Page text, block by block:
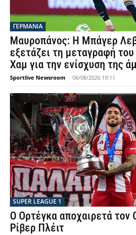
ΓΕΡΜΑΝΙΑ
Μαυροπάνος: Η Μπάγερ
εξετάζει τη μεταγραφή
Χαμ για την ενίσχυση της
Sportlive Newsroom - 06/08/2026 19:11
SUPER LEAGUE 1
Ο Ορτέγκα αποχαιρετά τον
Ρίβερ Πλέιτ